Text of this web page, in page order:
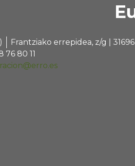
Frantziako errepidea, z/g |
76 80 11